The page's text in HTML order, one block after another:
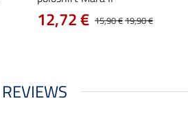
15,90 €19,90 €
12,72 €
REVIEWS